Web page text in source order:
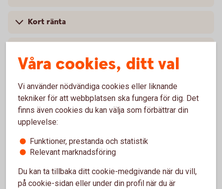
Kort ränta
Våra cookies, ditt val
Vi använder nödvändiga cookies eller liknande
tekniker för att webbplatsen ska fungera för dig. Det
finns även cookies du kan välja som förbättrar din
upplevelse:
Funktioner, prestanda och statistik
Relevant marknadsföring
Du kan ta tillbaka ditt cookie-medgivande när du vill,
på cookie-sidan eller under din profil när du är